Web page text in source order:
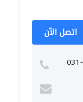
اتصل الآن